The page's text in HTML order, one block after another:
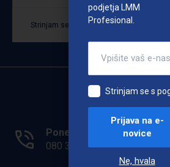
Strinjam se s pogoji
Ponedeljek - Petek: 7.00 -
080 33 36
podjetja LMM
Profesional.
Strinjam se s
Prijava na e-
novice
Ne, hvala